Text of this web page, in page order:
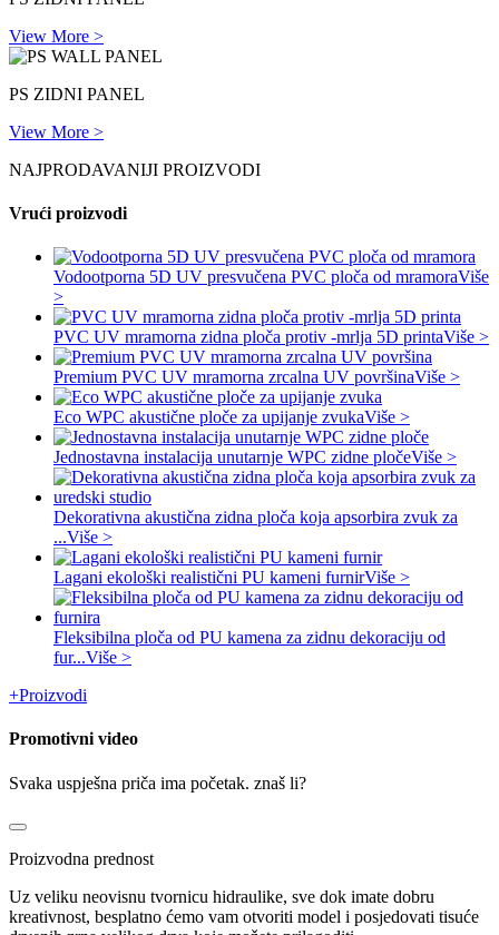
View More >
PS ZIDNI PANEL
View More >
NAJPRODAVANIJI PROIZVODI
Vrući proizvodi
Vodootporna 5D UV presvučena PVC ploča od mramoraViše
>
PVC UV mramorna zidna ploča protiv -mrlja 5D printaViše >
Premium PVC UV mramorna zrcalna UV površinaViše >
Eco WPC akustične ploče za upijanje zvukaViše >
Jednostavna instalacija unutarnje WPC zidne pločeViše >
Dekorativna akustična zidna ploča koja apsorbira zvuk za
...Više >
Lagani ekološki realistični PU kameni furnirViše >
Fleksibilna ploča od PU kamena za zidnu dekoraciju od
fur...Više >
+Proizvodi
Promotivni video
Svaka uspješna priča ima početak. znaš li?
Proizvodna prednost
Uz veliku neovisnu tvornicu hidraulike, sve dok imate dobru
kreativnost, besplatno ćemo vam otvoriti model i posjedovati tisuće